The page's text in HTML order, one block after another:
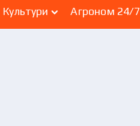
Культури Агроном 24/7